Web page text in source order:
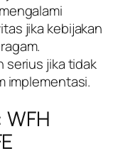
jika kebijakan
serius jika tidak
implementasi.